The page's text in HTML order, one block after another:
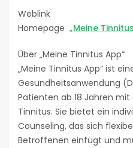
Weblink
Homepage „Meine
Über „Meine Tinnitus App“
„Meine Tinnitus App“ ist
Gesundheitsanwendung
Patienten ab 18 Jahren
Tinnitus. Sie bietet ein
Counseling, das sich
Betroffenen einfügt und